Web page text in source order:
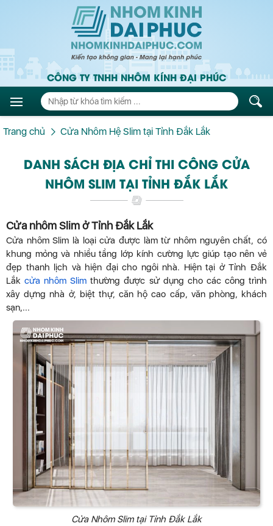
CÔNG TY TNHH NHÔM KÍNH ĐẠI PHÚC
Trang chủ Cửa Nhôm Hệ Slim tại Tỉnh Đắk Lắk
DANH SÁCH ĐỊA CHỈ THI CÔNG CỬA
NHÔM SLIM TẠI TỈNH ĐẮK LẮK
Cửa nhôm Slim ở Tỉnh Đắk Lắk
Cửa nhôm Slim là loại cửa được làm từ nhôm nguyên chất, có
khung mỏng và nhiều tầng lớp kính cường lực giúp tạo nên vẻ
đẹp thanh lịch và hiện đại cho ngôi nhà. Hiện tại ở Tỉnh Đắk
Lắkcửa nhôm Slim thường được sử dụng cho các công trình
xây dựng nhà ở, biệt thự, căn hộ cao cấp, văn phòng, khách
sạn,...
Cửa Nhôm Slim tại Tỉnh Đắk Lắk